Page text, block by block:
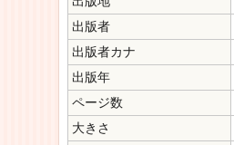
出版者
出版者カナ
出版年
ページ数
大きさ